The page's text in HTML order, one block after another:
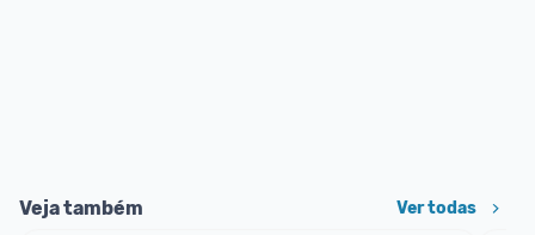
Veja também Ver todas